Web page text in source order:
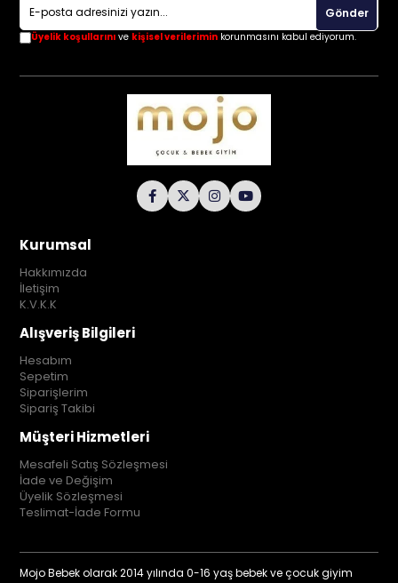
Gönder
Üyelik koşullarını ve kişisel verilerimin korunmasını kabul ediyorum.
Kurumsal
Hakkımızda
İletişim
K.V.K.K
Alışveriş Bilgileri
Hesabım
Sepetim
Siparişlerim
Sipariş Takibi
Müşteri Hizmetleri
Mesafeli Satış Sözleşmesi
İade ve Değişim
Üyelik Sözleşmesi
Teslimat-İade Formu
Mojo Bebek olarak 2014 yılında 0-16 yaş bebek ve çocuk giyim